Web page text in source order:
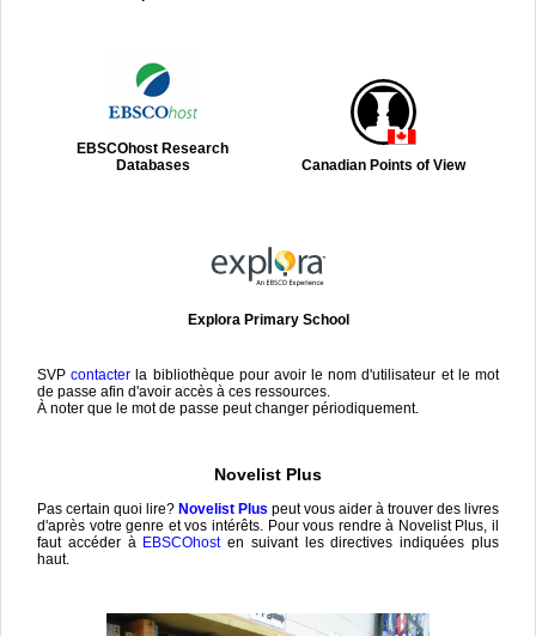
EBSCOhost Research
Databases
Canadian Points of View
Explora Primary School
SVPcontacter la bibliothèque pour avoir le nom d'utilisateur et le mot
de passe afin d'avoir accès à ces ressources.
À noter que le mot de passe peut changer périodiquement.
Novelist Plus
Pas certain quoi lire? Novelist Plus peut vous aider à trouver des livres
d'après votre genre et vos intérêts. Pour vous rendre à Novelist Plus, il
faut accéder à EBSCOhosten suivant les directives indiquées plus
haut.